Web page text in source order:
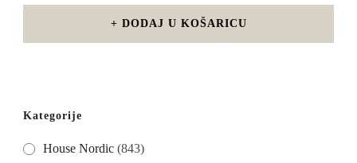
DODAJ U KOŠARICU
Kategorije
House Nordic (843)